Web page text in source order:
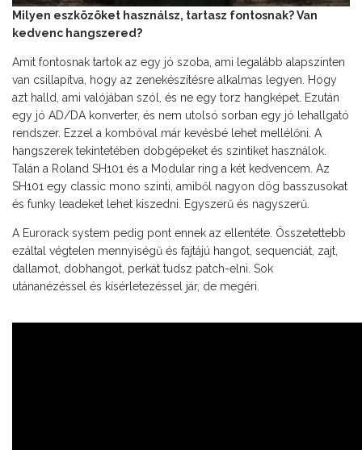
Milyen eszközöket használsz, tartasz fontosnak? Van
kedvenc hangszered?
Amit fontosnak tartok az egy jó szoba, ami legalább alapszinten
van csillapítva, hogy az zenekészítésre alkalmas legyen. Hogy
azt halld, ami valójában szól, és ne egy torz hangképet. Ezután
egy jó AD/DA konverter, és nem utolsó sorban egy jó lehallgató
rendszer. Ezzel a kombóval már kevésbé lehet mellélőni. A
hangszerek tekintetében dobgépeket és szintiket használok.
Talán a Roland SH101 és a Modular ring a két kedvencem. Az
SH101 egy classic mono szinti, amiből nagyon dög basszusokat
és funky leadeket lehet kiszedni. Egyszerű és nagyszerű.
A Eurorack system pedig pont ennek az ellentéte. Összetettebb
ezáltal végtelen mennyiségű és fajtájú hangot, sequenciát, zajt,
dallamot, dobhangot, perkát tudsz patch-elni. Sok
utánanézéssel és kísérletezéssel jár, de megéri.